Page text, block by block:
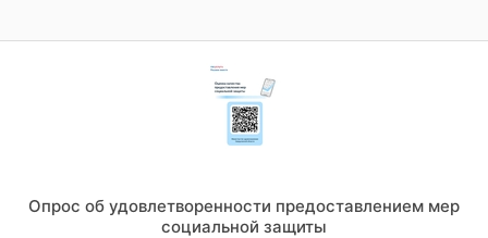
Опрос об удовлетворенности предоставлением мер
социальной защиты